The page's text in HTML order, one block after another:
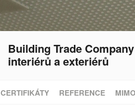
Building Trade
interiérů a exteriérů
CERTIFIKÁTY REFERENCE